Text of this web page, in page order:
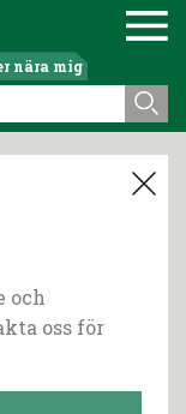
nära mig
och
oss för